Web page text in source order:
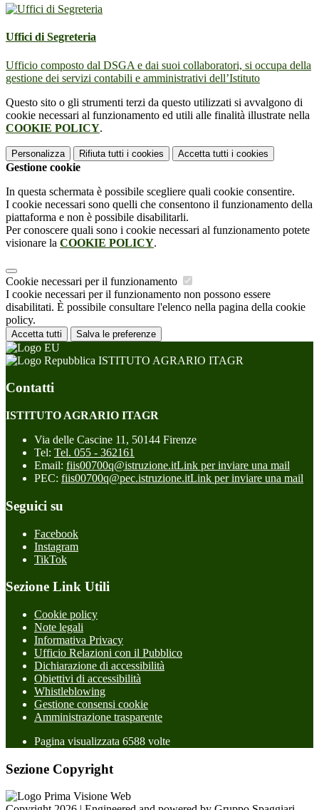
Uffici di Segreteria
Ufficio composto dal DSGA e dai suoi collaboratori, si occupa della
gestione dei servizi contabili e amministrativi dell’Istituto
Questo sito o gli strumenti terzi da questo utilizzati si avvalgono di
cookie necessari al funzionamento ed utili alle finalità illustrate nella
COOKIE POLICY.
Personalizza Rifiuta tutti i cookies Accetta tutti i cookies
Gestione cookie
In questa schermata è possibile scegliere quali cookie consentire.
I cookie necessari sono quelli che consentono il funzionamento della
piattaforma e non è possibile disabilitarli.
Per conoscere quali sono i cookie necessari al funzionamento potete
visionare la COOKIE POLICY.
Cookie necessari per il funzionamento
I cookie necessari per il funzionamento non possono essere
disabilitati. È possibile consultare l'elenco nella pagina della cookie
policy.
Accetta tutti Salva le preferenze
ISTITUTO AGRARIO ITAGR
Contatti
ISTITUTO AGRARIO ITAGR
Via delle Cascine 11, 50144 Firenze
Tel: Tel. 055 - 362161
Email: fiis00700q@istruzione.itLink per inviare una mail
PEC: fiis00700q@pec.istruzione.itLink per inviare una mail
Seguici su
Facebook
Instagram
TikTok
Sezione Link Utili
Cookie policy
Note legali
Informativa Privacy
Ufficio Relazioni con il Pubblico
Dichiarazione di accessibilità
Obiettivi di accessibilità
Whistleblowing
Gestione consensi cookie
Amministrazione trasparente
Pagina visualizzata 6588 volte
Sezione Copyright